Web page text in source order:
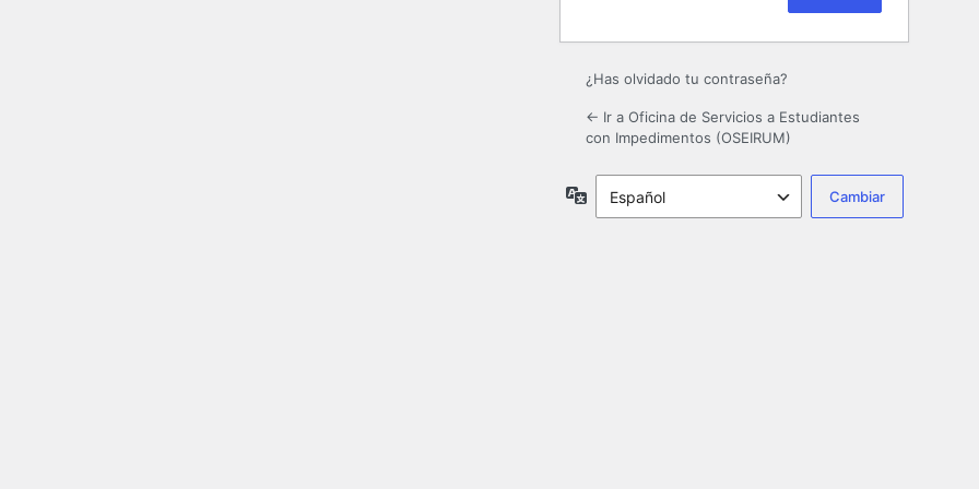
¿Has olvidado tu contraseña?
← Ir a Oficina de Servicios a Estudiantes
con Impedimentos (OSEIRUM)
Idioma